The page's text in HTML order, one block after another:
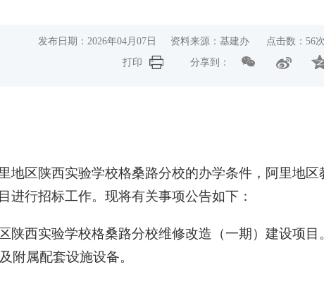
发布日期：2026年04月07日 资料来源：基建办 点击数： 56
打印
分享到：
地区陕西实验学校格桑路分校的办学条件，阿里地
进行招标工作。现将有关事项公告如下：
陕西实验学校格桑路分校维修改造（一期）建设项
附属配套设施设备。